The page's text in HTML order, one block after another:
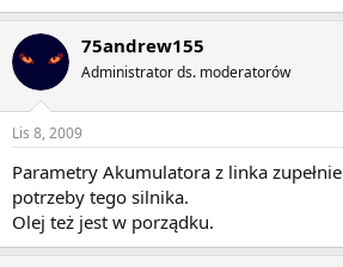
75andrew155
Administrator ds. moderatorów
Lis 8, 2009
Parametry Akumulatora z linka
potrzeby tego silnika.
Olej też jest w porządku.